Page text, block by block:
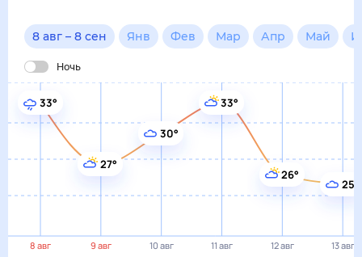
8 авг – 8 сен Янв Фев Мар Апр Май
Ночь
8 авг 9 авг 10 авг 11 авг 12 авг 13 авг
33°
27°
30°
33°
26°
25°